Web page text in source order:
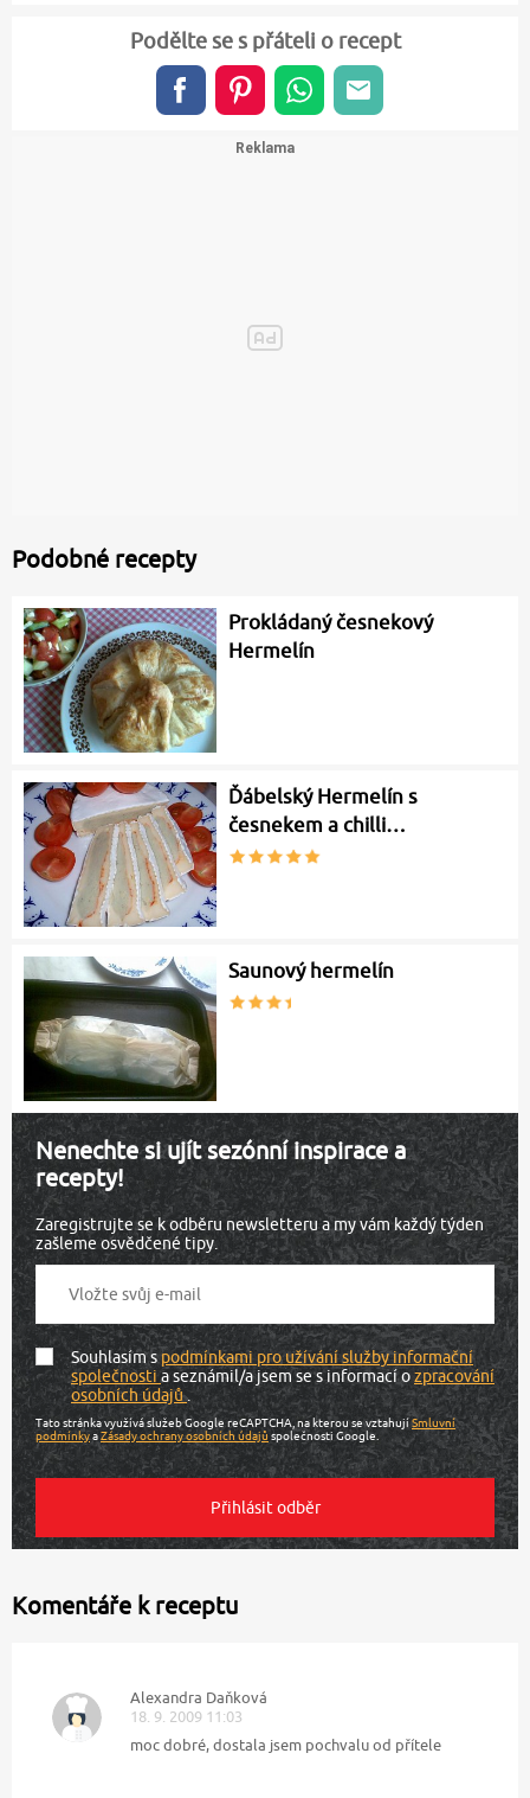
Podělte se s přáteli o recept
Podobné recepty
Prokládaný česnekový
Hermelín
Ďábelský Hermelín s
česnekem a chilli…
Saunový hermelín
Nenechte si ujít sezónní inspirace a
recepty!
Zaregistrujte se k odběru newsletteru a my vám každý týden
zašleme osvědčené tipy.
Souhlasím spodmínkami pro užívání služby informační
společnostia seznámil/a jsem se s informací ozpracování
osobních údajů.
Tato stránka využívá služeb Google reCAPTCHA, na kterou se vztahujíSmluvní
podmínkyaZásady ochrany osobních údajů společnosti Google.
Komentáře k receptu
Alexandra Daňková
18. 9. 2009 11:03
moc dobré, dostala jsem pochvalu od přítele